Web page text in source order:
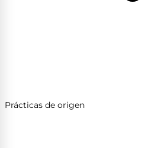
Prácticas de origen